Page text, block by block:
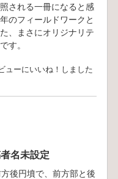
される一冊になると感
のフィールドワークと
、まさにオリジナリテ
す。
ューにいいね！しました
名未設定
後円墳で、前方部と後